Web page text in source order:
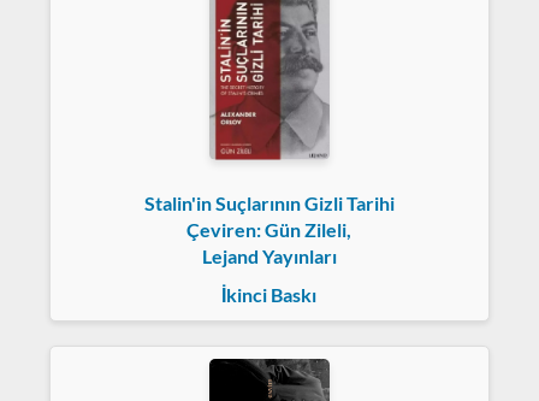
Stalin'in Suçlarının Gizli Tarihi
Çeviren: Gün Zileli,
Lejand Yayınları
İkinci Baskı